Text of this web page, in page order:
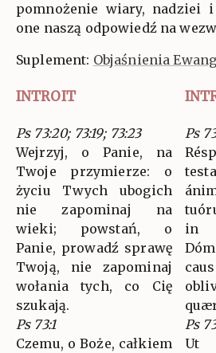
pomnożenie wiary, nadziei i
one naszą odpowiedź na
Suplement: Objaśnienia
INTROIT
Ps 73:20; 73:19; 73:23
Wejrzyj, o Panie, na
Twoje przymierze: o
życiu Twych ubogich
nie zapominaj na
wieki; powstań, o
Panie, prowadź sprawę
Twoją, nie zapominaj
wołania tych, co Cię
szukają.
Ps 73:1
Czemu, o Boże, całkiem
Ps
in
Ps
Ut